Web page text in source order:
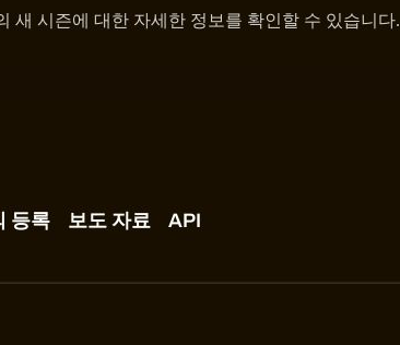
새 시즌에 대한 자세한 정보를 확인할 수 있습니다.